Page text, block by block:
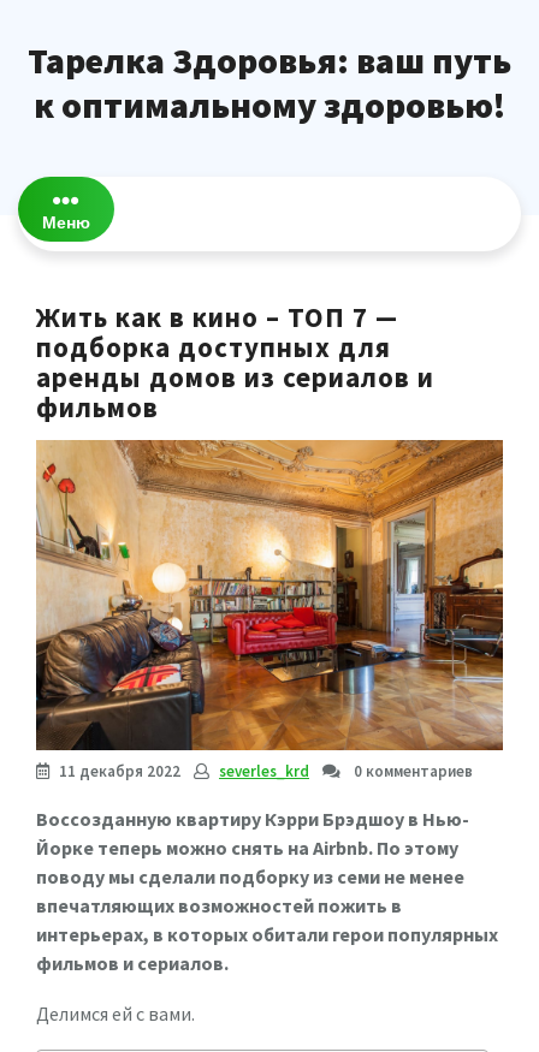
содержимому
Тарелка Здоровья: ваш путь
к оптимальному здоровью!
Меню
Жить как в кино – ТОП 7 —
подборка доступных для
аренды домов из сериалов и
фильмов
11 декабря 2022 severles_krd 0 комментариев
Воссозданную квартиру Кэрри Брэдшоу в Нью-
Йорке теперь можно снять на Airbnb. По этому
поводу мы сделали подборку из семи не менее
впечатляющих возможностей пожить в
интерьерах, в которых обитали герои популярных
фильмов и сериалов.
Делимся ей с вами.